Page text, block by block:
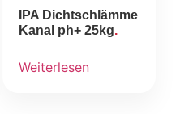
IPA Dichtschlämme
Kanal ph+ 25kg
Weiterlesen